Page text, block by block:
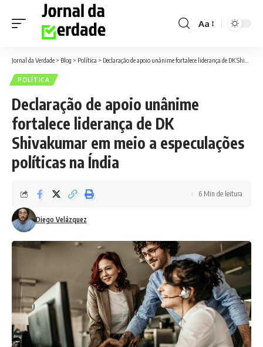
Font
Aa
Jornal da Verdade > Blog > Política > Declaração de apoio unânime fortalece liderança de DK Shivakumar em meio a especulações políticas na Índia
POLÍTICA
Declaração de apoio unânime
fortalece liderança de DK
Shivakumar em meio a especulações
políticas na Índia
Diego Velázquez
6 Min de leitura